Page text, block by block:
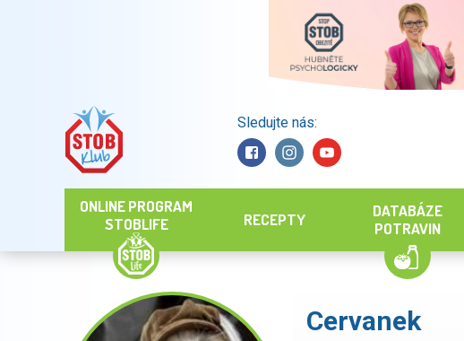
Sledujte nás:
ONLINE PROGRAM
STOBLIFE
RECEPTY
DATABÁZE
POTRAVIN
Cervanek